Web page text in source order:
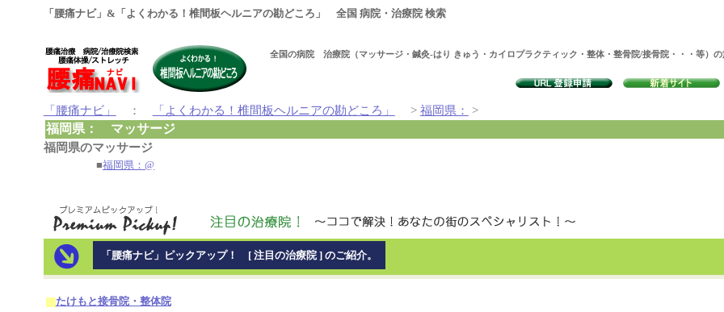
「腰痛ナビ」&「よくわかる！椎間板ヘルニアの勘どころ」 全国 病院・治療院 検索
全国の病院 治療院（マッサージ・鍼灸-はり きゅう・カイロプラクティック・整体・整骨院/接骨院・・・等）の
「腰痛ナビ」 ： 「よくわかる！椎間板ヘルニアの勘どころ」 > 福岡県： >
福岡県： マッサージ
福岡県のマッサージ
■福岡県：@
「腰痛ナビ」ピックアップ！ [ 注目の治療院 ] のご紹介。
たけもと接骨院・整体院